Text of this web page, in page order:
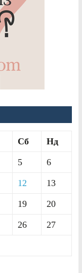
Сб Нд
5 6
12 13
19 20
26 27